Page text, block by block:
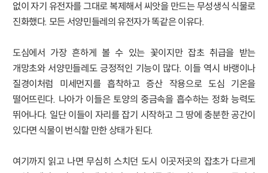
없이 자기 유전자를 그대로 복제해서 씨앗을 만드는 무성생식 식물로
진화했다. 모든 서양민들레의 유전자가 똑같은 이유다.
도심에서 가장 흔하게 볼 수 있는 꽃이지만 잡초 취급을 받는
개망초와 서양민들레도 긍정적인 기능이 많다. 이들 역시 바랭이나
질경이처럼 미세먼지를 흡착하고 증산 작용으로 도심 기온을
떨어뜨린다. 나아가 이들은 토양의 중금속을 흡수하는 정화 능력도
뛰어나다. 일단 이들이 자리를 잡기 시작하고 그 땅에 충분한 공간이
있다면 식물이 번식할 만한 상태가 된다.
여기까지 읽고 나면 무심히 스치던 도시 이곳저곳의 잡초가 다르게